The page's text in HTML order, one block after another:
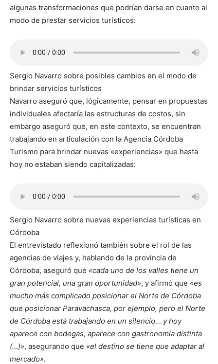
algunas transformaciones que podrían darse en cuanto al
modo de prestar servicios turísticos:
Sergio Navarro sobre posibles cambios en el modo de
brindar servicios turísticos
Navarro aseguró que, lógicamente, pensar en propuestas
individuales afectaría las estructuras de costos, sin
embargo aseguró que, en este contexto, se encuentran
trabajando en articulación con la Agencia Córdoba
Turismo para brindar nuevas «experiencias» que hasta
hoy no estaban siendo capitalizadas:
Sergio Navarro sobre nuevas experiencias turísticas en
Córdoba
El entrevistado reflexionó también sobre el rol de las
agencias de viajes y, hablando de la provincia de
Córdoba, aseguró que «cada uno de los valles tiene un
gran potencial, una gran oportunidad», y afirmó que «es
mucho más complicado posicionar el Norte de Córdoba
que posicionar Paravachasca, por ejemplo, pero el Norte
de Córdoba está trabajando en un silencio… y hoy
aparece con bodegas, aparece con gastronomía distinta
(…)», asegurando que «el destino se tiene que adaptar al
mercado».